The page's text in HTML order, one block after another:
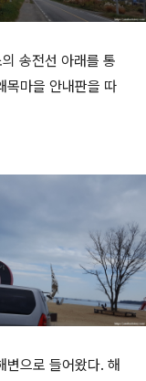
송전선 아래를 통
목마을 안내판을 따
변으로 들어왔다. 해